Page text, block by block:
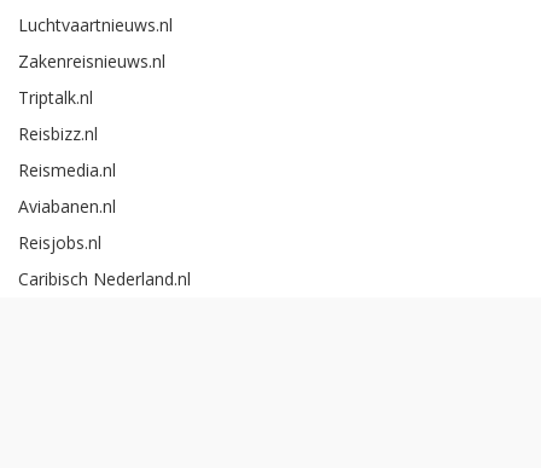
Luchtvaartnieuws.nl
Zakenreisnieuws.nl
Triptalk.nl
Reisbizz.nl
Reismedia.nl
Aviabanen.nl
Reisjobs.nl
Caribisch Nederland.nl